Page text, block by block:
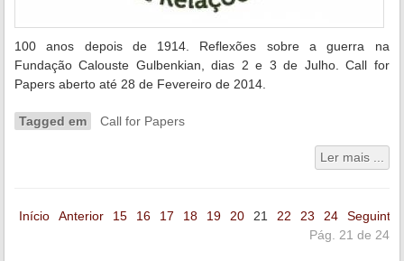
100 anos depois de 1914. Reflexões sobre a guerra na
Fundação Calouste Gulbenkian, dias 2 e 3 de Julho. Call for
Papers aberto até 28 de Fevereiro de 2014.
Tagged em Call for Papers
Ler mais ...
Início Anterior 15 16 17 18 19 20 21 22 23 24
Seguinte
Pág. 21 de 24